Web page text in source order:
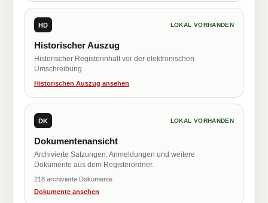
HD LOKAL VORHANDEN
Historischer Auszug
Historischer Registerinhalt vor der elektronischen
Umschreibung.
Historischen Auszug ansehen
DK LOKAL VORHANDEN
Dokumentenansicht
Archivierte Satzungen, Anmeldungen und weitere
Dokumente aus dem Registerordner.
218 archivierte Dokumente
Dokumente ansehen